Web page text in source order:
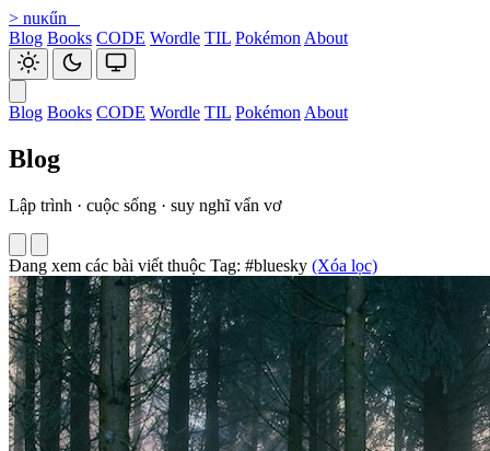
> nuκűn
Blog Books CODE Wordle TIL Pokémon About
Blog Books CODE Wordle TIL Pokémon About
Blog
Lập trình · cuộc sống · suy nghĩ vẩn vơ
Đang xem các bài viết thuộc Tag: #bluesky (Xóa lọc)